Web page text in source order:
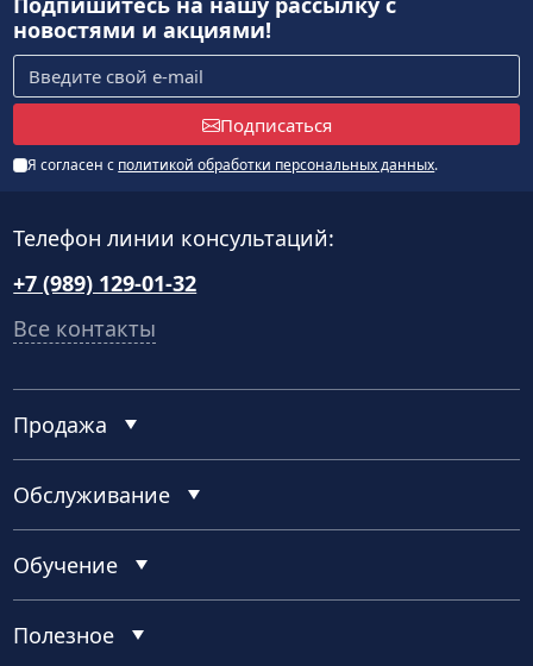
новостями и акциями!
Подписаться
Я согласен с политикой обработки персональных данных.
Телефон линии консультаций:
+7 (989) 129-01-32
Все контакты
Продажа
Обслуживание
Обучение
Полезное